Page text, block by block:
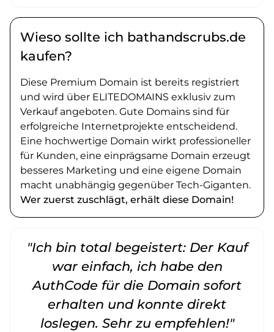
Wieso sollte ich bathandscrubs.de
kaufen?
Diese Premium Domain ist bereits registriert
und wird über ELITEDOMAINS exklusiv zum
Verkauf angeboten. Gute Domains sind für
erfolgreiche Internetprojekte entscheidend.
Eine hochwertige Domain wirkt professioneller
für Kunden, eine einprägsame Domain erzeugt
besseres Marketing und eine eigene Domain
macht unabhängig gegenüber Tech-Giganten.
Wer zuerst zuschlägt, erhält diese Domain!
"Ich bin total begeistert: Der Kauf
war einfach, ich habe den
AuthCode für die Domain sofort
erhalten und konnte direkt
loslegen. Sehr zu empfehlen!"